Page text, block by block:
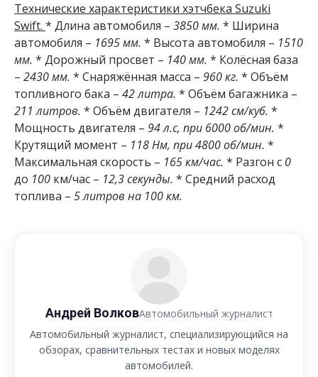
Технические характеристики хэтчбека Suzuki
Swift. * Длина автомобиля – 3850 мм. * Ширина
автомобиля – 1695 мм. * Высота автомобиля – 1510
мм. * Дорожный просвет – 140 мм. * Колёсная база
– 2430 мм. * Снаряжённая масса – 960 кг. * Объём
топливного бака – 42 литра. * Объём багажника –
211 литров. * Объём двигателя – 1242 см/куб. *
Мощность двигателя – 94 л.с, при 6000 об/мин. *
Крутящий момент – 118 Нм, при 4800 об/мин. *
Максимальная скорость – 165 км/час. * Разгон с 0
до 100 км/час – 12,3 секунды. * Средний расход
топлива – 5 литров на 100 км.
Андрей ВолковАвтомобильный журналист
Автомобильный журналист, специализирующийся на
обзорах, сравнительных тестах и новых моделях
автомобилей.